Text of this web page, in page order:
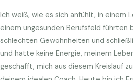
Ich weiß, wie es sich anfühlt, in einem
einem ungesunden Berufsfeld führten
schlechten Gewohnheiten und
und hatte keine Energie, meinem
geschafft, mich aus diesem Kreislauf